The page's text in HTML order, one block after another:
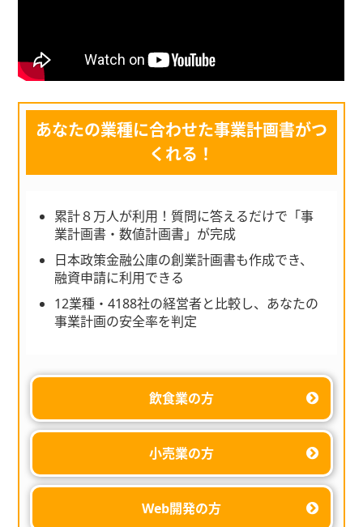
あなたの業種に合わせた事業計画書がつ
くれる！
累計８万人が利用！質問に答えるだけで「事
業計画書・数値計画書」が完成
日本政策金融公庫の創業計画書も作成でき、
融資申請に利用できる
12業種・4188社の経営者と比較し、あなたの
事業計画の安全率を判定
飲食業の方
小売業の方
Web開発の方